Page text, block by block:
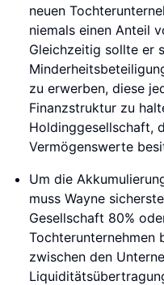
neuen
niemals einen Anteil
Gleichzeitig sollte er
zu erwerben, diese
Finanzstruktur zu
Holdinggesellschaft,
Vermögenswerte
Um die
muss Wayne
Gesellschaft 80%
Tochterunternehmen
zwischen den